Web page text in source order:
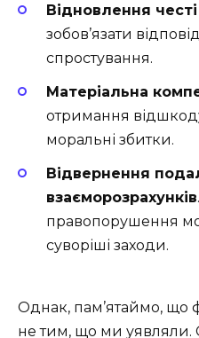
Відновлення честі
зобов’язати
спростування.
Матеріальна
отримання
моральні збитки.
Відвернення
взаєморозрахунків
правопорушення
суворіші заходи.
Однак, пам’ятаймо, що
не тим, що ми уявляли.